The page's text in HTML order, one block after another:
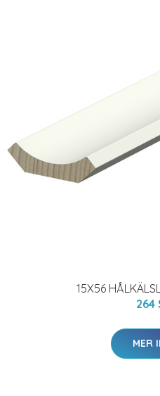
15X56
264
MER